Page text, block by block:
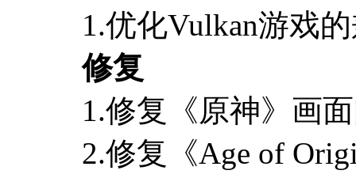
1.优化Vulkan游戏
修复
1.修复《原神》画
2.修复《Age of